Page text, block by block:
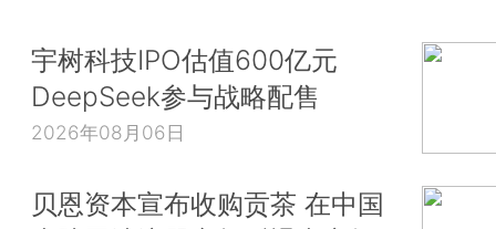
宇树科技IPO估值600亿元
DeepSeek参与战略配售
2026年08月06日
贝恩资本宣布收购贡茶 在中国